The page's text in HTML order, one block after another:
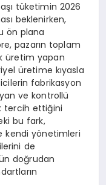
tüketimin 2026
beklenirken,
ön plana
pazarın toplam
üretim yapan
üretime kıyasla
fabrikasyon
ve kontrollü
tercih ettiğini
bu fark,
kendi yönetimleri
de
doğrudan